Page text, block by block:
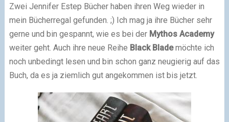
Zwei Jennifer Estep Bücher haben ihren Weg wieder in
mein Bücherregal gefunden. ;) Ich mag ja ihre Bücher sehr
gerne und bin gespannt, wie es bei der Mythos Academy
weiter geht. Auch ihre neue Reihe Black Blademöchte ich
noch unbedingt lesen und bin schon ganz neugierig auf das
Buch, da es ja ziemlich gut angekommen ist bis jetzt.